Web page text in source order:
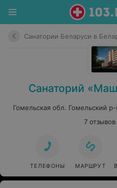
Санатории Беларуси в
Санаторий
Гомельская обл. Гомельский
7 отзывов
ТЕЛЕФОНЫ МАРШРУТ